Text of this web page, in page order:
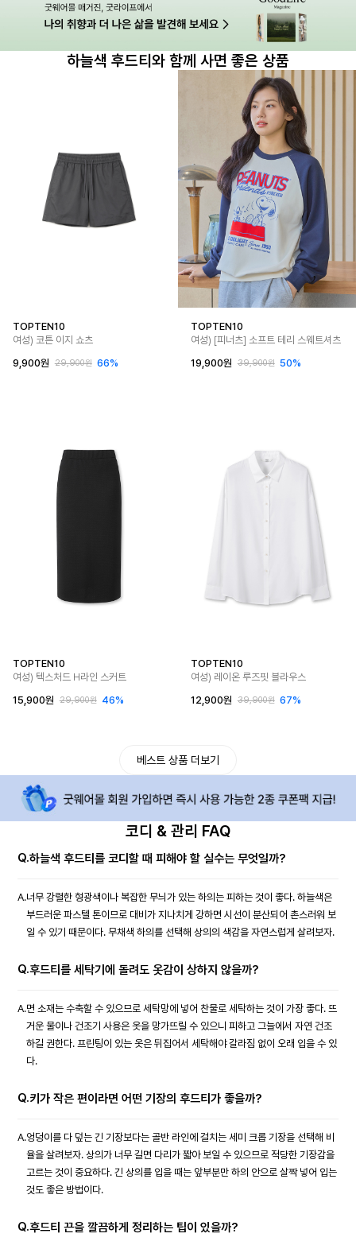
하늘색 후드티와 함께 사면 좋은 상품
TOPTEN10
여성) 코튼 이지 쇼츠
9,900원
29,900원 66%
TOPTEN10
여성) [피너츠] 소프트 테리 스웨트셔츠
19,900원
39,900원 50%
TOPTEN10
여성) 텍스처드 H라인 스커트
15,900원
29,900원 46%
TOPTEN10
여성) 레이온 루즈핏 블라우스
12,900원
39,900원 67%
베스트 상품 더보기
코디 & 관리 FAQ
Q.하늘색 후드티를 코디할 때 피해야 할 실수는 무엇일까?
A.너무 강렬한 형광색이나 복잡한 무늬가 있는 하의는 피하는 것이 좋다. 하늘색은
부드러운 파스텔 톤이므로 대비가 지나치게 강하면 시선이 분산되어 촌스러워 보
일 수 있기 때문이다. 무채색 하의를 선택해 상의의 색감을 자연스럽게 살려보자.
Q.후드티를 세탁기에 돌려도 옷감이 상하지 않을까?
A.면 소재는 수축할 수 있으므로 세탁망에 넣어 찬물로 세탁하는 것이 가장 좋다. 뜨
거운 물이나 건조기 사용은 옷을 망가뜨릴 수 있으니 피하고 그늘에서 자연 건조
하길 권한다. 프린팅이 있는 옷은 뒤집어서 세탁해야 갈라짐 없이 오래 입을 수 있
다.
Q.키가 작은 편이라면 어떤 기장의 후드티가 좋을까?
A.엉덩이를 다 덮는 긴 기장보다는 골반 라인에 걸치는 세미 크롭 기장을 선택해 비
율을 살려보자. 상의가 너무 길면 다리가 짧아 보일 수 있으므로 적당한 기장감을
고르는 것이 중요하다. 긴 상의를 입을 때는 앞부분만 하의 안으로 살짝 넣어 입는
것도 좋은 방법이다.
Q.후드티 끈을 깔끔하게 정리하는 팁이 있을까?